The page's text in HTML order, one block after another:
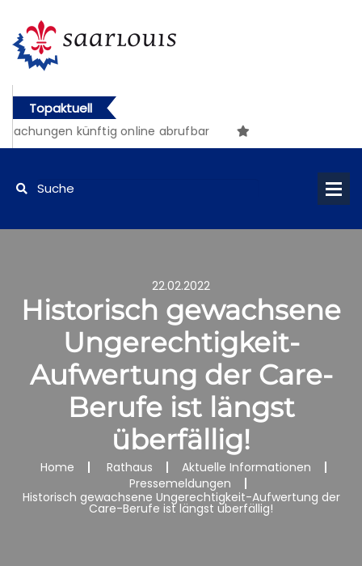
Topaktuell
künftig online abrufbar
22.02.2022
Historisch gewachsene
Ungerechtigkeit-
Aufwertung der Care-
Berufe ist längst
überfällig!
Home Rathaus
Aktuelle Informationen
Pressemeldungen
Historisch gewachsene Ungerechtigkeit-Aufwertung der
Care-Berufe ist längst überfällig!